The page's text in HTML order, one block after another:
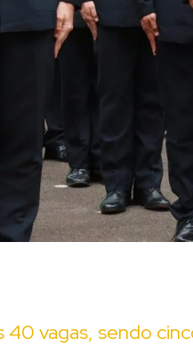
40 vagas, sendo